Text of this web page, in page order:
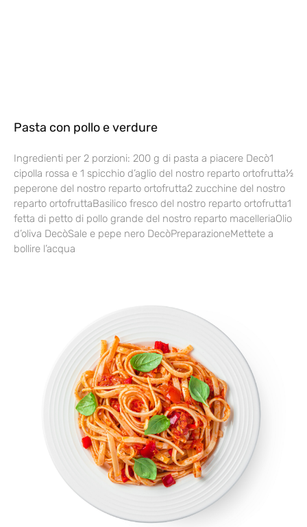
Pasta con pollo e verdure
Ingredienti per 2 porzioni: 200 g di pasta a piacere Decò1
cipolla rossa e 1 spicchio d’aglio del nostro reparto ortofrutta½
peperone del nostro reparto ortofrutta2 zucchine del nostro
reparto ortofruttaBasilico fresco del nostro reparto ortofrutta1
fetta di petto di pollo grande del nostro reparto macelleriaOlio
d’oliva DecòSale e pepe nero DecòPreparazioneMettete a
bollire l’acqua